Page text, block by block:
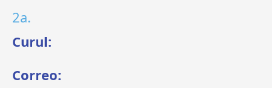
2a.
Curul:
Correo: